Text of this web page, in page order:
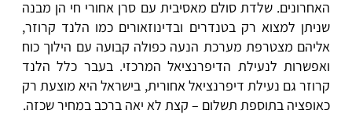
האחרונים. שלדת סולם מאסיבית עם סרן אחורי חי הן מבנה
שניתן למצוא רק בטנדרים ובדינוזאורים כמו הלנד קרוזר,
אליהם מצטרפת מערכת הנעה כפולה קבועה עם הילוך כוח
ואפשרות לנעילת הדיפרנציאל המרכזי. בעבר כלל הלנד
קרוזר גם נעילת דיפרנציאל אחורית, בישראל היא מוצעת רק
כאופציה בתוספת תשלום – קצת לא יאה ברכב במחיר שכזה.